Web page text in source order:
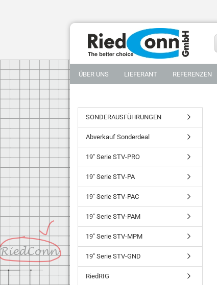
ÜBER UNS LIEFERANT REFERENZEN
SONDERAUSFÜHRUNGEN
Abverkauf Sonderdeal
19" Serie STV-PRO
19" Serie STV-PA
19" Serie STV-PAC
19" Serie STV-PAM
19" Serie STV-MPM
19" Serie STV-GND
RiedRIG